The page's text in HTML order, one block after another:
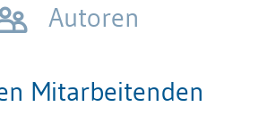
Autoren
Mitarbeitenden